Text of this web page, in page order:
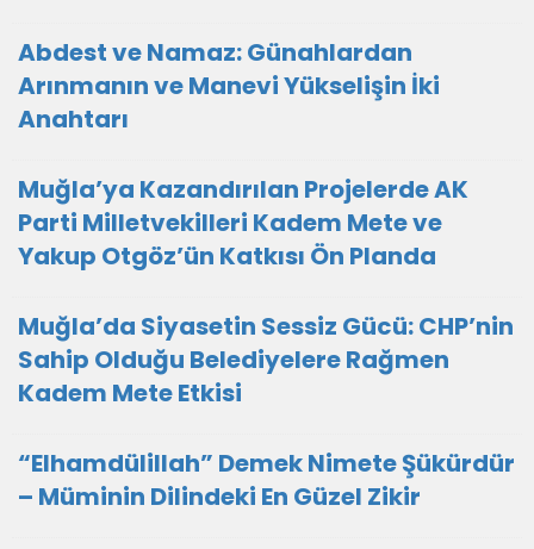
Abdest ve Namaz: Günahlardan
Arınmanın ve Manevi Yükselişin İki
Anahtarı
Muğla’ya Kazandırılan Projelerde AK
Parti Milletvekilleri Kadem Mete ve
Yakup Otgöz’ün Katkısı Ön Planda
Muğla’da Siyasetin Sessiz Gücü: CHP’nin
Sahip Olduğu Belediyelere Rağmen
Kadem Mete Etkisi
“Elhamdülillah” Demek Nimete Şükürdür
– Müminin Dilindeki En Güzel Zikir